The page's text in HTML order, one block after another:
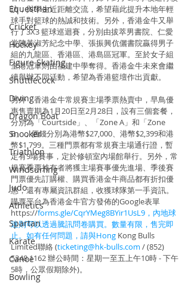
Equestrian
Cricket
Hockey
Figure Skating
Shuttlecock
Diving
Dragon Boat
Snooker
Triathlon
Windsurfing
Judo
Athletics
Spartan
Karate
Canoe
Bowling
訪，與學生近距離交流，希望藉此提升本地年輕
球手對籃球的熱誠和技術。另外，香港金牛又舉
行了3X3 籃球巡迴賽，分別由拔萃男書院、仁愛
堂陳黃淑芳紀念中學、張振興伉儷書院贏得男子
組的九龍區、香港區、港島區冠軍。至於女子組
全港冠軍則由福建中學奪得。香港金牛未來會繼
續舉辦不同活動，希望為香港籃壇作出貢獻。
另外，香港金牛常規賽主場季票熱賣中，早鳥優
惠售賣期為1月20日至2月28日，設有三個套餐，
分別為「Courtside」、「Zone A」和「Zone
B」，價錢分別為港幣$27,000、港幣$2,399和港
幣$1,799。三種門票都有常規賽主場通行證，暫
定有9場賽事，定於修頓室內場館舉行。另外，常
規賽季票持有者將獲主場賽事優先進場、季後賽
門票優先訂購權、購買香港金牛商品都有折扣優
惠，還有專屬資訊群組，收獲球隊第一手資訊。
購票平台為香港金牛官方發佈的Google表單
https://forms.gle/CqrYMeg8BYir1UsL9，內地球
迷則可以透過騰訊問卷購買。數量有限，售完即
止。如有任何問題，請與Hong Kong Bulls
Limited聯絡 (ticketing@hk-bulls.com / (852)
5348 1162 辦公時間：星期一至五上午10時 - 下午
5時，公眾假期除外)。